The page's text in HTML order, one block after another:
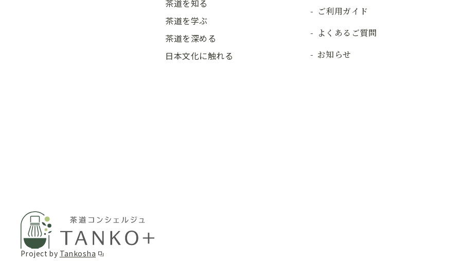
茶道を知る
茶道を学ぶ
茶道を深める
日本文化に触れる
ご利用ガイド
よくあるご質問
お知らせ
Project by Tankosha